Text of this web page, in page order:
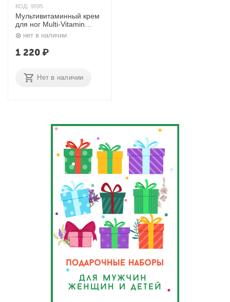
КОД: 9595
Мультивитаминный крем
для ног Multi-Vitamin
Treatment Anti-Crack Foot
Cream 180 мл. H&B
нет в наличии
1 220₽
Нет в наличии